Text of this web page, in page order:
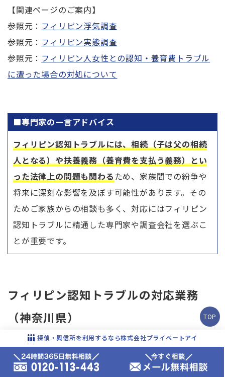
探偵・興信所を利用するなら株式会社プライベートアイ
TOP
【関連ページのご案内】
参照元： フィリピン浮気調査
参照元： フィリピン実態調査
参照元： フィリピン人女性との認知・養育費トラブル
に遭った場合の対処について
■専門家の一言アドバイス
フィリピン認知トラブルには、相続（子は父の相続
人となる）や扶養義務（養育費を支払う義務）とい
った法律上の問題も関わるため、家族間での紛争や
将来に深刻な影響を及ぼす可能性があります。その
ためご家族からの相談も多く、対応にはフィリピン
認知トラブルに精通した専門家や調査会社を選ぶこ
とが重要です。
フィリピン認知トラブルの対応業務
（神奈川県）